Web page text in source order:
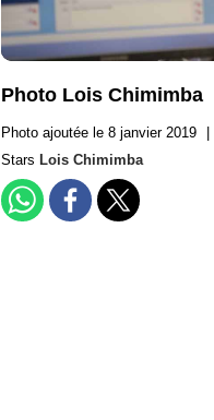
Photo Lois Chimimba
Photo ajoutée le 8 janvier 2019
Stars Lois Chimimba